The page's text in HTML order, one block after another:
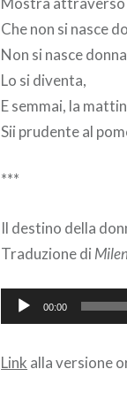
Che non si nasce
Non si nasce donna
Lo si diventa,
E semmai, la
Sii prudente al
***
Il destino della
Traduzione di
Audio
Player
00:00
Link alla versione